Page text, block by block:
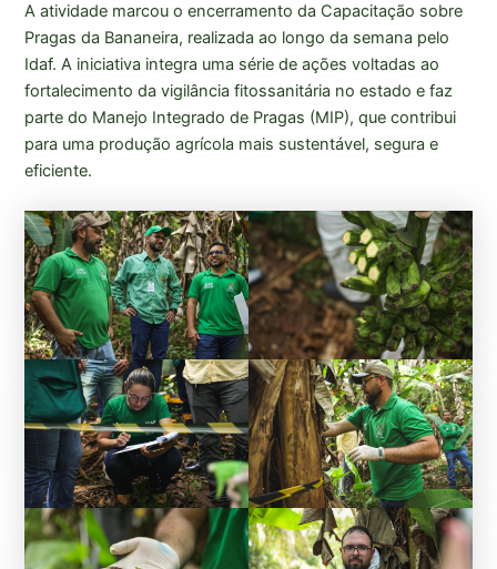
A atividade marcou o encerramento da Capacitação sobre
Pragas da Bananeira, realizada ao longo da semana pelo
Idaf. A iniciativa integra uma série de ações voltadas ao
fortalecimento da vigilância fitossanitária no estado e faz
parte do Manejo Integrado de Pragas (MIP), que contribui
para uma produção agrícola mais sustentável, segura e
eficiente.